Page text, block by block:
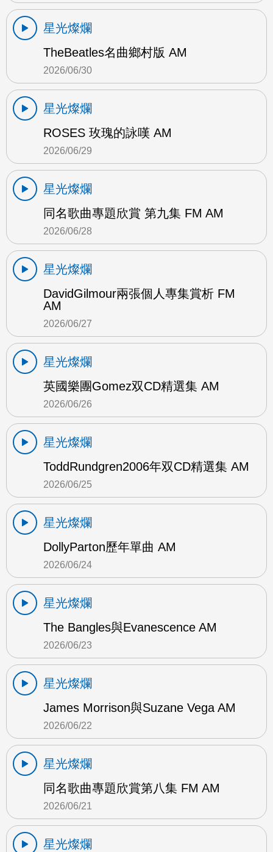
星光燦爛
TheBeatles名曲鄉村版 AM
2026/06/30
星光燦爛
ROSES 玫瑰的詠嘆 AM
2026/06/29
星光燦爛
同名歌曲專題欣賞 第九集 FM AM
2026/06/28
星光燦爛
DavidGilmour兩張個人專集賞析 FM
AM
2026/06/27
星光燦爛
英國樂團Gomez双CD精選集 AM
2026/06/26
星光燦爛
ToddRundgren2006年双CD精選集 AM
2026/06/25
星光燦爛
DollyParton歷年單曲 AM
2026/06/24
星光燦爛
The Bangles與Evanescence AM
2026/06/23
星光燦爛
James Morrison與Suzane Vega AM
2026/06/22
星光燦爛
同名歌曲專題欣賞第八集 FM AM
2026/06/21
星光燦爛